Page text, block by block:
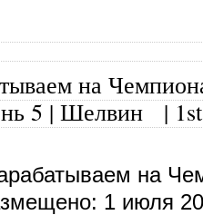
на
5 | Шелвин|1st
на
1 июля